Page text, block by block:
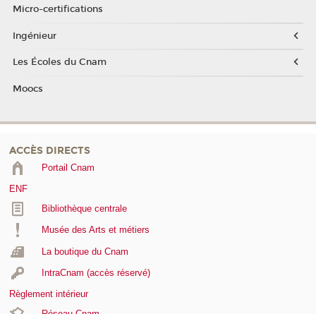
Micro-certifications
Ingénieur
Les Écoles du Cnam
Moocs
ACCÈS DIRECTS
Portail Cnam
ENF
Bibliothèque centrale
Musée des Arts et métiers
La boutique du Cnam
IntraCnam (accès réservé)
Règlement intérieur